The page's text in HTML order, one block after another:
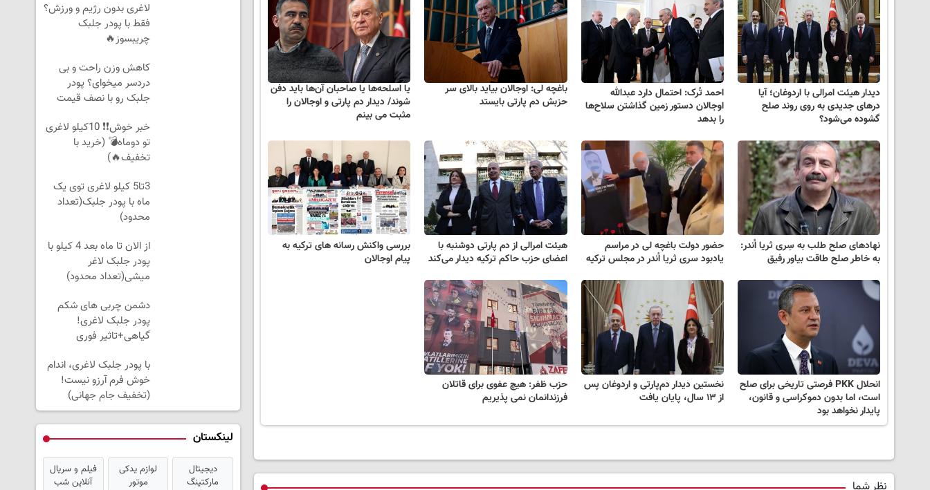
دیدار هیئت امرالی با اردوغان؛ آیا
درهای جدیدی به روی روند صلح
گشوده می‌شود؟
احمد تُرک: احتمال دارد عبدالله
اوجالان دستور زمین گذاشتن سلاح‌ها
را بدهد
باغچه لی: اوجالان بیاید بالای سر
حزبش دم پارتی بایستد
یا اسلحه‌ها یا صاحبان آن‌ها باید دفن
شوند/ دیدار دم پارتی و اوجالان را
مثبت می بینم
نهادهای صلح طلب به سِری ثریا اُندر:
به خاطر صلح طاقت بیاور رفیق
حضور دولت باغچه لی در مراسم
یادبود سری ثریا اُندر در مجلس ترکیه
هیئت امرالی از دم پارتی دوشنبه با
اعضای حزب حاکم ترکیه دیدار می‌کند
بررسی واکنش رسانه های ترکیه به
پیام اوجالان
انحلال PKK فرصتی تاریخی برای صلح
است، اما بدون دموکراسی و قانون،
پایدار نخواهد بود
نخستین دیدار دم‌پارتی و اردوغان پس
از ۱۳ سال، پایان یافت
حزب ظفر: هیچ عفوی برای قاتلان
فرزندانمان نمی پذیریم
لاغری بدون رژیم و ورزش؟
فقط با پودر جلبک
چریبسوز🔥
کاهش وزن راحت و بی
دردسر میخوای؟ پودر
جلبک رو با نصف قیمت
خبر خوش❗❗ 10کیلو لاغری
تو دوماه💣 (خرید با
تخفیف🔥)
3تا5 کیلو لاغری توی یک
ماه با پودر جلبک(تعداد
محدود)
از الان تا ماه بعد 4 کیلو با
پودر جلبک لاغر
میشی(تعداد محدود)
دشمن چربی های شکم
پودر جلبک لاغری!
گیاهی+تاثیر فوری
با پودر جلبک لاغری، اندام
خوش فرم آرزو نیست!
(تخفیف جام جهانی)
لینکستان
دیجیتال
مارکتینگ
لوازم یدکی
موتور
فیلم و سریال
آنلاین شب